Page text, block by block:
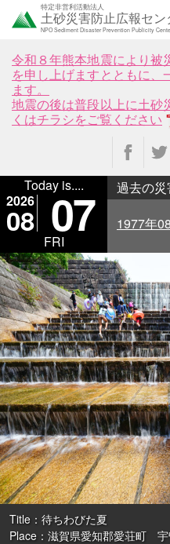
特定非営利活動法人
土砂災害防止広報セン
NPO Sediment Disaster Prevention Publicity
令和８年熊本地震により被
を申し上げますとともに、
ます。
地震の後は普段以上に土砂
くはチラシをご覧ください
Today is....
2026
08 07
FRI
過去の災
1977年
Title ：待ちわびた夏
Place ：滋賀県愛知郡愛荘町